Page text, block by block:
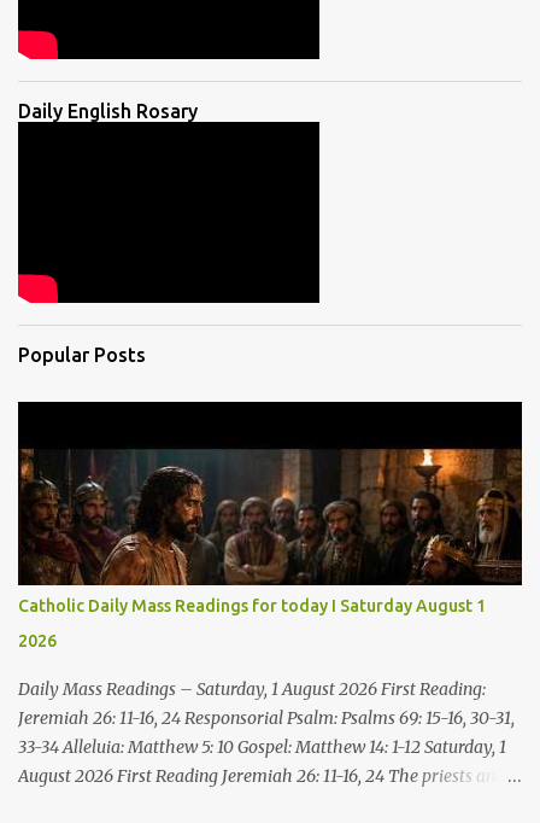
Daily English Rosary
Popular Posts
Catholic Daily Mass Readings for today I Saturday August 1
2026
Daily Mass Readings – Saturday, 1 August 2026 First Reading:
Jeremiah 26: 11-16, 24 Responsorial Psalm: Psalms 69: 15-16, 30-31,
33-34 Alleluia: Matthew 5: 10 Gospel: Matthew 14: 1-12 Saturday, 1
August 2026 First Reading Jeremiah 26: 11-16, 24 The priests and